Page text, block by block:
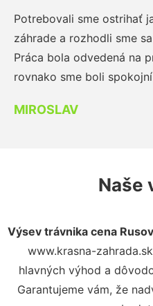
Potrebovali sme ostrihať
záhrade a rozhodli sme
Práca bola odvedená na
rovnako sme boli
MIROSLAV
Naše
Výsev trávnika cena
www.krasna-
hlavných výhod a
Garantujeme vám, že